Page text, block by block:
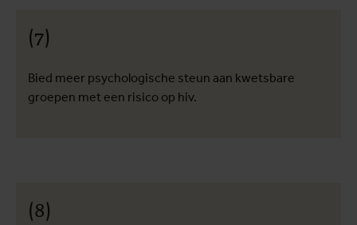
(7)
Bied meer psychologische steun aan kwetsbare
groepen met een risico op hiv.
(8)